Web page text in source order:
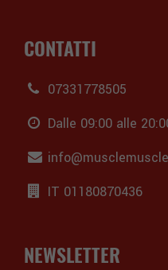
CONTATTI
07331778505
Dalle 09:00 alle
IT 01180870436
NEWSLETTER